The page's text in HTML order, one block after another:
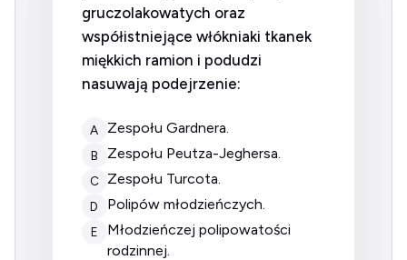
gruczolakowatych oraz
współistniejące włókniaki tkanek
miękkich ramion i podudzi
nasuwają podejrzenie:
A zespołu Gardnera.
B zespołu Peutza-Jeghersa.
C zespołu Turcota.
D polipów młodzieńczych.
E
młodzieńczej polipowatości
rodzinnej.